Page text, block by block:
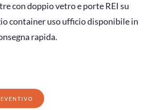
con doppio vetro e porte REI su
container uso ufficio disponibile in
rapida.